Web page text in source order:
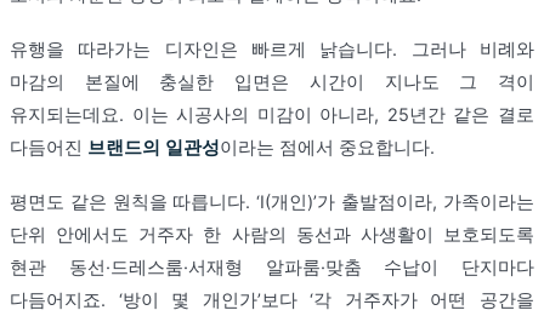
유행을 따라가는 디자인은 빠르게 낡습니다. 그러나 비례와
마감의 본질에 충실한 입면은 시간이 지나도 그 격이
유지되는데요. 이는 시공사의 미감이 아니라, 25년간 같은 결로
다듬어진 브랜드의 일관성이라는 점에서 중요합니다.
평면도 같은 원칙을 따릅니다. ‘I(개인)’가 출발점이라, 가족이라는
단위 안에서도 거주자 한 사람의 동선과 사생활이 보호되도록
현관 동선·드레스룸·서재형 알파룸·맞춤 수납이 단지마다
다듬어지죠. ‘방이 몇 개인가’보다 ‘각 거주자가 어떤 공간을